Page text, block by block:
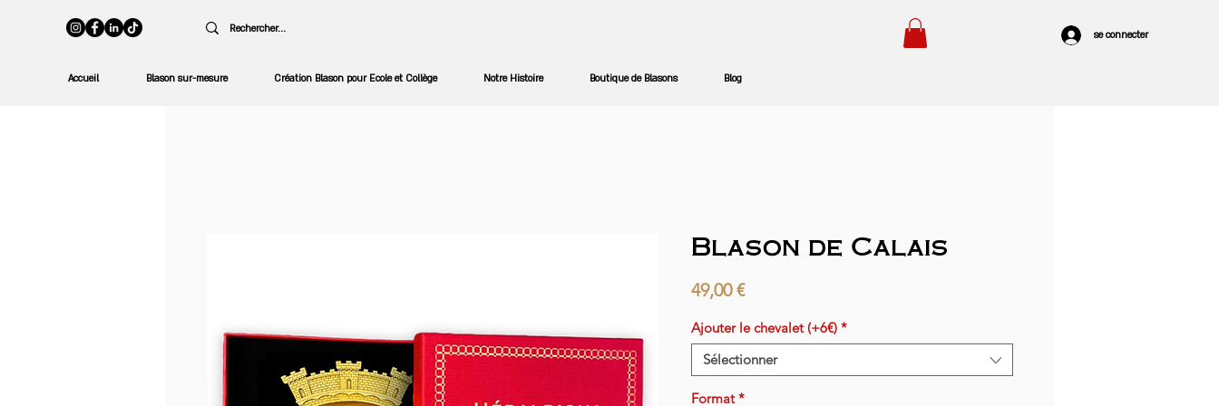
se connecter
Accueil Blason sur-mesure Création Blason pour Ecole et Collège Notre Histoire Boutique de Blasons Blog
Blason de Calais
49,00 €Prix
Ajouter le chevalet (+6€) *
Sélectionner
Format *